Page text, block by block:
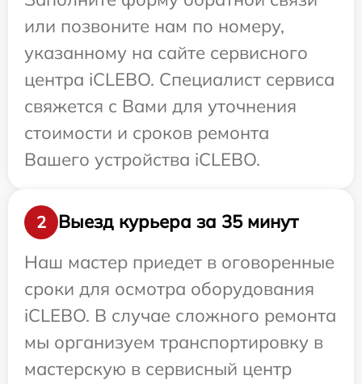
или позвоните нам по номеру,
указанному на сайте сервисного
центра iCLEBO. Специалист сервиса
свяжется с Вами для уточнения
стоимости и сроков ремонта
Вашего устройства iCLEBO.
2
Выезд курьера за 35 минут
Наш мастер приедет в оговоренные
сроки для осмотра оборудования
iCLEBO. В случае сложного ремонта
мы организуем транспортировку в
мастерскую в сервисный центр